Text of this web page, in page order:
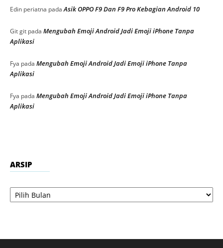
Edin periatna padaAsik OPPO F9 Dan F9 Pro Kebagian Android 10
Git git pada Mengubah Emoji Android Jadi Emoji iPhone Tanpa
Aplikasi
Fya pada Mengubah Emoji Android Jadi Emoji iPhone Tanpa
Aplikasi
Fya pada Mengubah Emoji Android Jadi Emoji iPhone Tanpa
Aplikasi
ARSIP
Arsip